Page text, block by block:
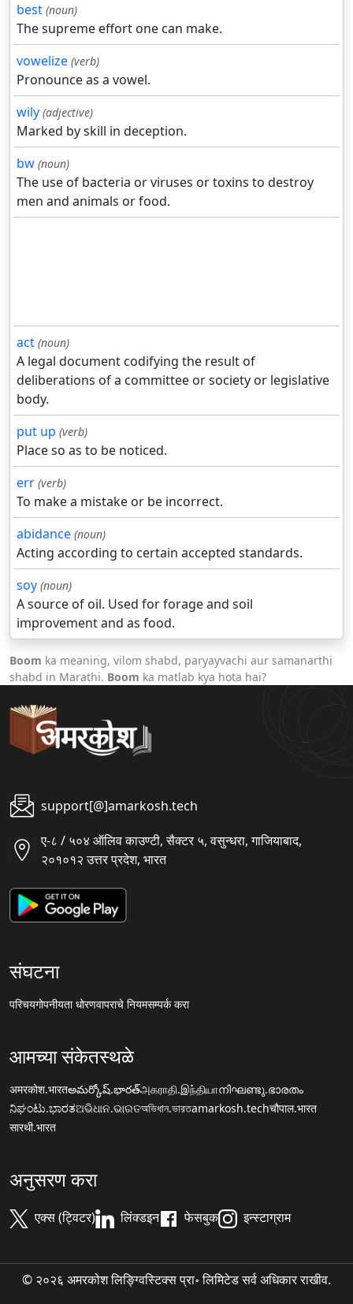
best (noun)
The supreme effort one can make.
vowelize (verb)
Pronounce as a vowel.
wily (adjective)
Marked by skill in deception.
bw (noun)
The use of bacteria or viruses or toxins to destroy
men and animals or food.
act (noun)
A legal document codifying the result of
deliberations of a committee or society or legislative
body.
put up (verb)
Place so as to be noticed.
err (verb)
To make a mistake or be incorrect.
abidance (noun)
Acting according to certain accepted standards.
soy (noun)
A source of oil. Used for forage and soil
improvement and as food.
Boom ka meaning, vilom shabd, paryayvachi aur samanarthi
shabd in Marathi. Boom ka matlab kya hota hai?
support[@]amarkosh.tech
ए-८ / ५०४ ऑलिव काउण्टी, सैक्टर ५, वसुन्धरा, गाजियाबाद,
२०१०१२ उत्तर प्रदेश, भारत
संघटना
परिचयगोपनीयता धोरणवापराचे नियमसम्पर्क करा
आमच्या संकेतस्थळे
अमरकोश.भारतఅమర్కోష్.భారత్அகராதி.இந்தியாനിഘണ്ടു.ഭാരതം
ನಿಘಂಟು.ಭಾರತଅଭିଧାନ.ଭାରତঅভিধান.ভারতamarkosh.techचौपाल.भारत
सारथी.भारत
अनुसरण करा
एक्स (ट्विटर) लिंक्डइन फेसबुक इन्स्टाग्राम
© २०२६ अमरकोश लिङ्ग्विस्टिक्स प्रा॰ लिमिटेड सर्व अधिकार राखीव.